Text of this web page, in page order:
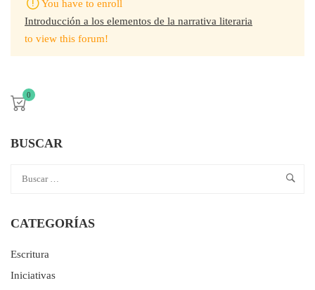
You have to enroll
Introducción a los elementos de la narrativa literaria
to view this forum!
0
BUSCAR
CATEGORÍAS
Escritura
Iniciativas